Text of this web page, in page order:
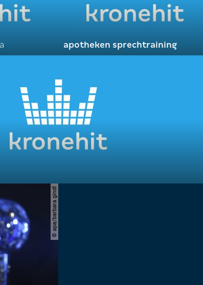
apotheken sprechtraining
© apa/barbara gindl